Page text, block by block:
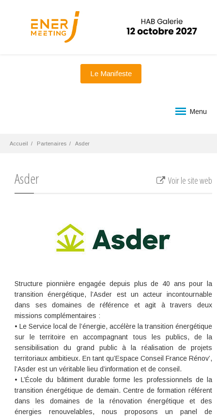
Le Manifeste
Menu
Accueil Partenaires Asder
Asder Voir le site web
Structure pionnière engagée depuis plus de 40 ans pour la
transition énergétique, l’Asder est un acteur incontournable
dans ses domaines de référence et agit à travers deux
missions complémentaires :
• Le Service local de l’énergie, accélère la transition énergétique
sur le territoire en accompagnant tous les publics, de la
sensibilisation du grand public à la réalisation de projets
territoriaux ambitieux. En tant qu’Espace Conseil France Rénov’,
l’Asder est un véritable lieu d’information et de conseil.
• L’École du bâtiment durable forme les professionnels de la
transition énergétique de demain. Centre de formation référent
dans les domaines de la rénovation énergétique et des
énergies renouvelables, nous proposons un panel de